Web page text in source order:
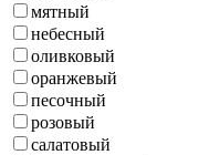
мятный
небесный
оливковый
оранжевый
песочный
розовый
салатовый